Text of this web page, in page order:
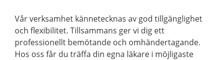
Vår verksamhet kännetecknas av god tillgänglighet
och flexibilitet. Tillsammans ger vi dig ett
professionellt bemötande och omhändertagande.
Hos oss får du träffa din egna läkare i möjligaste